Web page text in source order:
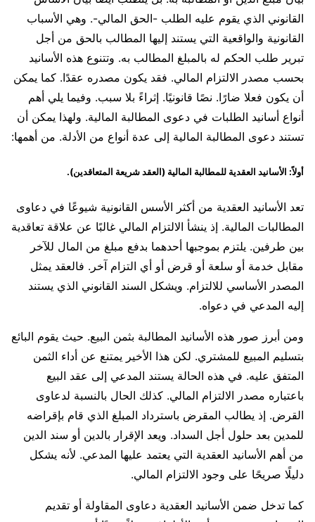
القانوني الذي يقوم عليه الطلب -الحق المالي-. وهي الأسباب
القانونية والواقعية التي يستند إليها المطالب بالحق من أجل
تبرير طلب الحكم له بالمبلغ المطالب به. وتتنوع هذه الأسانيد
بحسب مصدر الالتزام المالي. فقد يكون مصدره عقدًا. كما يمكن
أن يكون فعلا ضارًا. نصًا قانونيًا. إثراءً بلا سبب. وفيما يلي أهم
أنواع أسانيد الطلبات في دعوى المطالبة المالية. ولهذا يمكن أن
تستند دعوى المطالبة المالية إلى عدة أنواع من الأدلة. من أهمها:
أولاً: الأسانيد العقدية للمطالبة المالية (العقد شريعة المتعاقدين).
تعد الأسانيد العقدية من أكثر الأسس القانونية شيوعًا في دعاوى
المطالبات المالية. إذ ينشأ الالتزام المالي غالبًا عن علاقة تعاقدية
بين طرفين. يلتزم بموجبها أحدهما بدفع مبلغ من المال للآخر
مقابل خدمة أو سلعة أو قرض أو أي التزام آخر. فالعقد يمثل
المصدر الأساسي للالتزام. ويشكل السند القانوني الذي يستند
إليه المدعي في دعواه.
ومن أبرز صور هذه الأسانيد المطالبة بثمن البيع. حيث يقوم البائع
بتسليم المبيع للمشتري. لكن هذا الأخير يمتنع عن أداء الثمن
المتفق عليه. في هذه الحالة يستند المدعي إلى عقد البيع
باعتباره مصدر الالتزام المالي. كذلك الحال بالنسبة لدعاوى
القرض. إذ يطالب المقرض باسترداد المبلغ الذي قام بإقراضه
للمدين بعد حلول أجل السداد. ويعد الإقرار بالدين أو سند الدين
من أهم الأسانيد العقدية التي يعتمد عليها المدعي. لأنه يشكل
دليلًا صريحًا على وجود الالتزام المالي.
كما تدخل ضمن الأسانيد العقدية دعاوى المقاولة أو تقديم